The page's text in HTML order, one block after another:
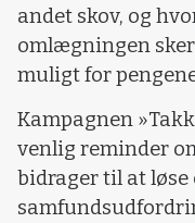
andet skov, og
omlægningen
muligt for
Kampagnen
venlig reminder
bidrager til at